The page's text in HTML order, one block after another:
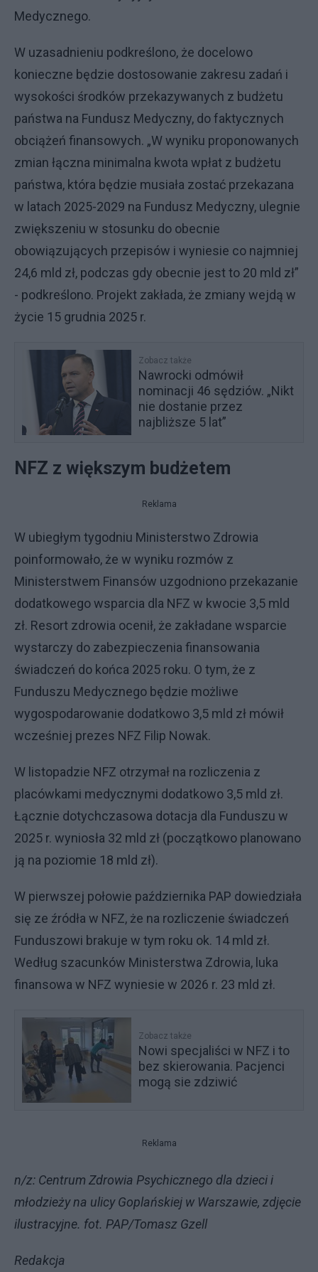
Medycznego.
W uzasadnieniu podkreślono, że docelowo
konieczne będzie dostosowanie zakresu zadań i
wysokości środków przekazywanych z budżetu
państwa na Fundusz Medyczny, do faktycznych
obciążeń finansowych. „W wyniku proponowanych
zmian łączna minimalna kwota wpłat z budżetu
państwa, która będzie musiała zostać przekazana
w latach 2025-2029 na Fundusz Medyczny, ulegnie
zwiększeniu w stosunku do obecnie
obowiązujących przepisów i wyniesie co najmniej
24,6 mld zł, podczas gdy obecnie jest to 20 mld zł”
- podkreślono. Projekt zakłada, że zmiany wejdą w
życie 15 grudnia 2025 r.
Zobacz także
Nawrocki odmówił
nominacji 46 sędziów. „Nikt
nie dostanie przez
najbliższe 5 lat”
NFZ z większym budżetem
Reklama
W ubiegłym tygodniu Ministerstwo Zdrowia
poinformowało, że w wyniku rozmów z
Ministerstwem Finansów uzgodniono przekazanie
dodatkowego wsparcia dla NFZ w kwocie 3,5 mld
zł. Resort zdrowia ocenił, że zakładane wsparcie
wystarczy do zabezpieczenia finansowania
świadczeń do końca 2025 roku. O tym, że z
Funduszu Medycznego będzie możliwe
wygospodarowanie dodatkowo 3,5 mld zł mówił
wcześniej prezes NFZ Filip Nowak.
W listopadzie NFZ otrzymał na rozliczenia z
placówkami medycznymi dodatkowo 3,5 mld zł.
Łącznie dotychczasowa dotacja dla Funduszu w
2025 r. wyniosła 32 mld zł (początkowo planowano
ją na poziomie 18 mld zł).
W pierwszej połowie października PAP dowiedziała
się ze źródła w NFZ, że na rozliczenie świadczeń
Funduszowi brakuje w tym roku ok. 14 mld zł.
Według szacunków Ministerstwa Zdrowia, luka
finansowa w NFZ wyniesie w 2026 r. 23 mld zł.
Zobacz także
Nowi specjaliści w NFZ i to
bez skierowania. Pacjenci
mogą sie zdziwić
Reklama
n/z: Centrum Zdrowia Psychicznego dla dzieci i
młodzieży na ulicy Goplańskiej w Warszawie, zdjęcie
ilustracyjne. fot. PAP/Tomasz Gzell
Redakcja